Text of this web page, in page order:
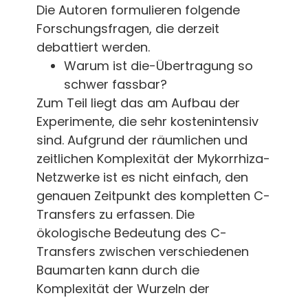
Die Autoren formulieren folgende
Forschungsfragen, die derzeit
debattiert werden.
Warum ist die-Übertragung so
schwer fassbar?
Zum Teil liegt das am Aufbau der
Experimente, die sehr kostenintensiv
sind. Aufgrund der räumlichen und
zeitlichen Komplexität der Mykorrhiza-
Netzwerke ist es nicht einfach, den
genauen Zeitpunkt des kompletten C-
Transfers zu erfassen. Die
ökologische Bedeutung des C-
Transfers zwischen verschiedenen
Baumarten kann durch die
Komplexität der Wurzeln der